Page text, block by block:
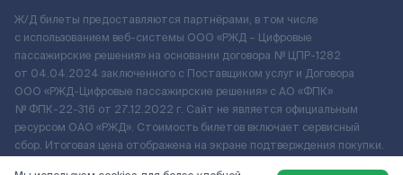
Ж/Д билеты предоставляются партнёрами, в том числе
с использованием веб-системы ООО «РЖД – Цифровые
пассажирские решения» на основании договора № ЦПР-1282
от 04.04.2024 заключенного с Поставщиком услуг и Договора
ООО «РЖД-Цифровые пассажирские решения» c АО «ФПК»
№ ФПК-22-316 от 27.12.2022 г. Сайт не является официальным
ресурсом ОАО «РЖД». Стоимость билетов включает сервисный
сбор. Итоговая цена отображена на экране подтверждения покупки.